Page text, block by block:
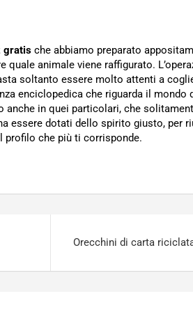
gratis che abbiamo preparato
quale animale viene raffigurato.
soltanto essere molto attenti a
enciclopedica che riguarda il mondo
anche in quei particolari, che
essere dotati dello spirito giusto, per
profilo che più ti corrisponde.
Orecchini di carta